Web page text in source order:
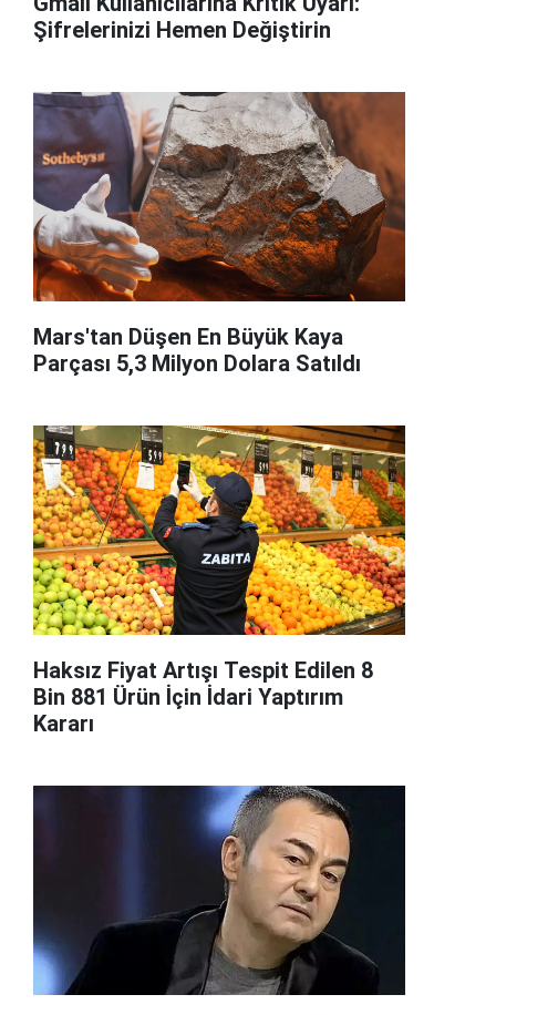
Şifrelerinizi Hemen Değiştirin
Mars'tan Düşen En Büyük Kaya
Parçası 5,3 Milyon Dolara Satıldı
Haksız Fiyat Artışı Tespit Edilen 8
Bin 881 Ürün İçin İdari Yaptırım
Kararı